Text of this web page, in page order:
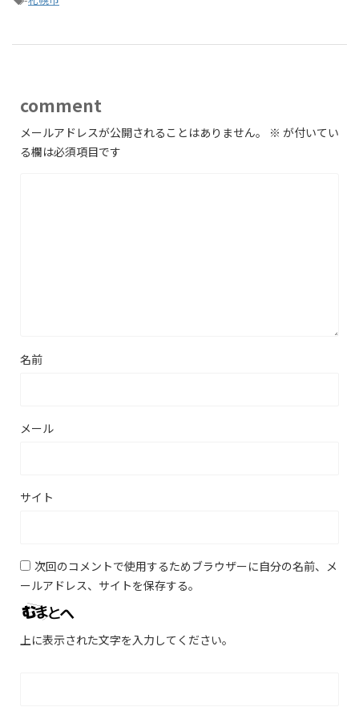
comment
メールアドレスが公開されることはありません。 ※ が付いてい
る欄は必須項目です
名前
メール
サイト
次回のコメントで使用するためブラウザーに自分の名前、メ
ールアドレス、サイトを保存する。
上に表示された文字を入力してください。